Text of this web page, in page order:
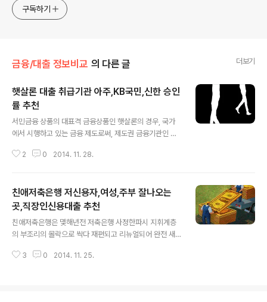
야~구독하기
금융/대출 정보비교 의 다른 글 더보기
햇살론 대출 취급기관 아주,KB국민,신한 승인
률 추천
서민금융 상품의 대표격 금융상품인 햇살론의 경우, 국가
에서 시행하고 있는 금융 제도로써, 제도권 금융기관인 저
하고 있습니다. 흔히 말하는 햇살론 자격 조건등이 취급기
있기 때문입니다. 햇살론 시행 초창기 정말 많은 인기가 있
었는데, 저신용자 분들을 위시하여, 9등급, 10등급 분들을
위한 정책자금 상품으로는 유일무이 딱 맞는 상품이어서,
초기 상담 신청 수요폭증으로 인해 기금고갈까지 급 우려
되어, 멈춘적이 있었지요. 잠시간 판매를 멈추었던 적이 있
었습니다. 버뜨, 현재시점 다시 판매가 재전개 중에 있을 정
2 0 2014. 11. 28.
친애저축은행 저신용자,여성,주부 잘나오는
곳,직장인신용대출 추천
친애저축은행은 몇해년전 저축은행 사정한파시 지휘계층
의 부조리의 몰락으로 싹다 재편되고 리뉴얼되어 완전 새
금융 시중 저축은행입니다. 그나저나 이름 잘 지은듯 하지
3 0 2014. 11. 25.